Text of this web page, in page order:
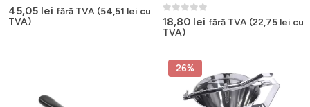
0out of 5
45,05 lei fără TVA (54,51 lei cu
TVA)
0out of 5
18,80 lei fără TVA (22,75 lei cu
TVA)
26%